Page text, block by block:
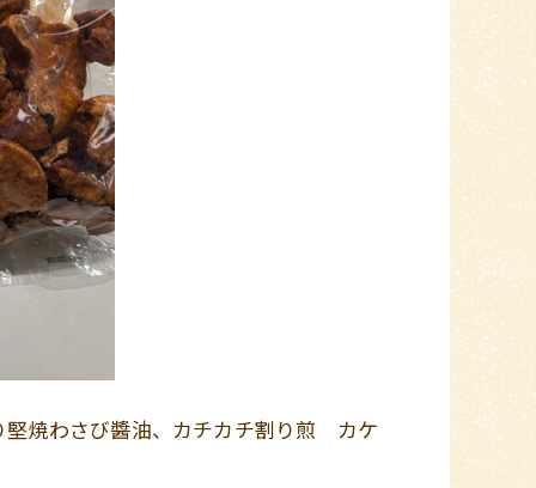
焼わさび醬油、カチカチ割り煎 カケ